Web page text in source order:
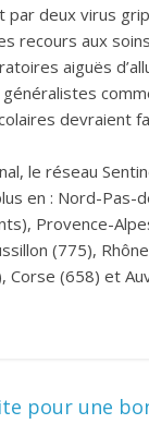
par deux virus
recours aux
aiguës
devraient
le réseau
en : Nord-Pas-
Provence-
(775),
Corse (658) et
pour une